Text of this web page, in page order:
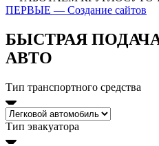
ПЕРВЫЕ — Создание сайтов
БЫСТРАЯ
АВТО
Тип транспортного средства
Тип эвакуатора